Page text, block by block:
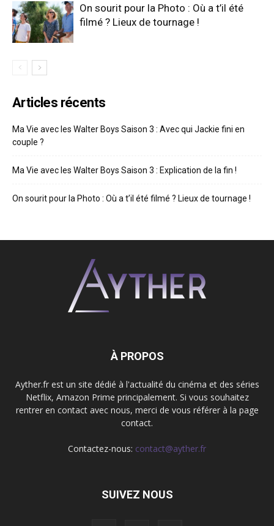
On sourit pour la Photo : Où a t’il été
filmé ? Lieux de tournage !
Articles récents
Ma Vie avec les Walter Boys Saison 3 : Avec qui Jackie fini en
couple ?
Ma Vie avec les Walter Boys Saison 3 : Explication de la fin !
On sourit pour la Photo : Où a t’il été filmé ? Lieux de tournage !
À PROPOS
Ayther.fr est un site dédié à l'actualité du cinéma et des séries
Netflix, Amazon Prime principalement. Si vous souhaitez
rentrer en contact avec nous, merci de vous référer à la page
contact.
Contactez-nous: contact@ayther.fr
SUIVEZ NOUS